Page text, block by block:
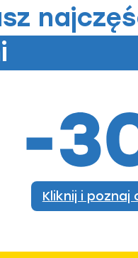
Kliknij i poznaj